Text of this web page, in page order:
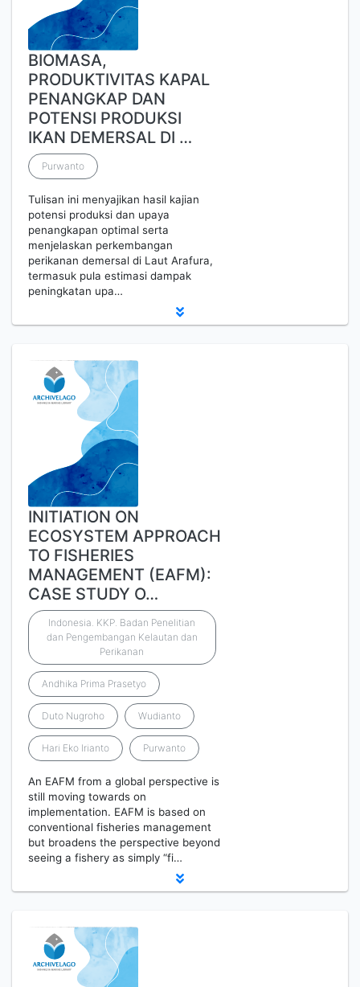
BIOMASA,
PRODUKTIVITAS KAPAL
PENANGKAP DAN
POTENSI PRODUKSI
IKAN DEMERSAL DI …
Purwanto
Tulisan ini menyajikan hasil kajian
potensi produksi dan upaya
penangkapan optimal serta
menjelaskan perkembangan
perikanan demersal di Laut Arafura,
termasuk pula estimasi dampak
peningkatan upa…
INITIATION ON
ECOSYSTEM APPROACH
TO FISHERIES
MANAGEMENT (EAFM):
CASE STUDY O…
Indonesia. KKP. Badan Penelitian
dan Pengembangan Kelautan dan
Perikanan
Andhika Prima Prasetyo
Duto Nugroho Wudianto
Hari Eko Irianto Purwanto
An EAFM from a global perspective is
still moving towards on
implementation. EAFM is based on
conventional fisheries management
but broadens the perspective beyond
seeing a fishery as simply “fi…